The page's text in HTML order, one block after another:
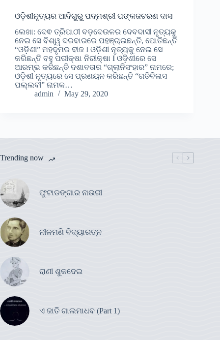
ଓଡ଼ିଶୀନୃତ୍ୟର ଆଦିଗୁରୁ ପଦ୍ମଶ୍ରୀ ପଙ୍କଜଚରଣ ଦାସ
ଲେଖା: ଦେଵ ତ୍ରିପାଠୀ ବଡ଼ଦେଉଳର ଦେବଦାସୀ ନୃତ୍ୟକୁ
ନେଇ ସେ ବିଶ୍ୱ ଦରବାରରେ ପହଞ୍ଚାଇଛନ୍ତି, ପୋତିଛନ୍ତି
“ଓଡ଼ିଶୀ” ମହଦୃମର ବୀଜ I ଓଡ଼ିଶୀ ନୃତ୍ୟକୁ ନେଇ ସେ
କରିଛନ୍ତି ବହୁ ପରୀକ୍ଷା ନିରୀକ୍ଷା I ଓଡ଼ିଶୀରେ ସେ
ଆରମ୍ଭ କରିଛନ୍ତି ଦଶାବତାର “ଗ୍ଲାନିସଂହାର” ନାମରେ;
ଓଡ଼ିଶୀ ନୃତ୍ୟରେ ସେ ପ୍ରଣୟନ କରିଛନ୍ତି “ଗତିବିଳାସ
ପଲ୍ଲବୀ” ନାମକ…
admin
May 29, 2020
Trending now
ଫୁଟାଡଙ୍ଗାର ନାଉରୀ
ନୀଳମଣି ବିଦ୍ୟାରତ୍ନ
ରାଣୀ ଶୁକଦେଇ
ଏ ଜାତି ଗାଲମାଧବ (Part 1)